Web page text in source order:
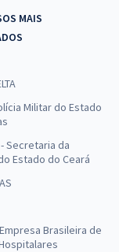
MAIS
Militar do Estado
- Secretaria da
Estado do Ceará
Empresa Brasileira de